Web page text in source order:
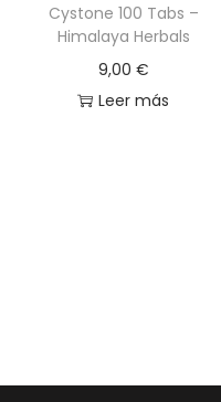
Cystone 100 Tabs –
Himalaya Herbals
9,00 €
Leer más